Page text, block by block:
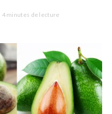
4 minutes de lecture